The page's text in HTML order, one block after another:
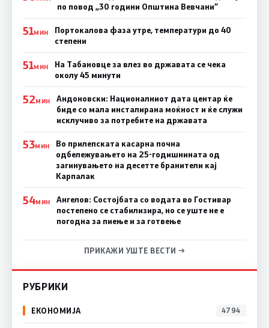
по повод „30 години Општина Вевчани“
51МИН
Портокалова фаза утре, температури до 40
степени
51МИН
На Табановце за влез во државата се чека
околу 45 минути
52МИН
Андоновски: Националниот дата центар ќе
биде со мала инсталирана моќност и ќе служи
исклучиво за потребите на државата
53МИН
Во прилепската касарна почна
одбележувањето на 25-годишнината од
загинувањето на десетте бранители кај
Карпалак
54МИН
Ангелов: Состојбата со водата во Гостивар
постепено се стабилизира, но се уште не е
погодна за пиење и за готвење
ПРИКАЖИ УШТЕ ВЕСТИ →
РУБРИКИ
ЕКОНОМИЈА 4794